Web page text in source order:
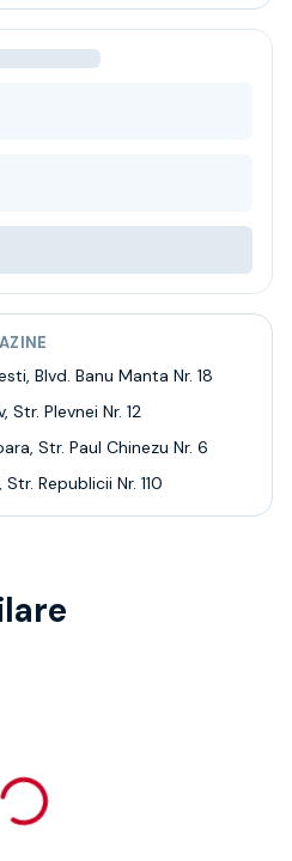
, Blvd. Banu Manta Nr. 18
, Str. Plevnei Nr. 12
, Str. Paul Chinezu Nr. 6
, Str. Republicii Nr. 110